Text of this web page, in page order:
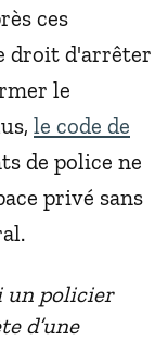
ces
droit d'arrêter
le
le code de
de police ne
privé sans
un policier
d’une